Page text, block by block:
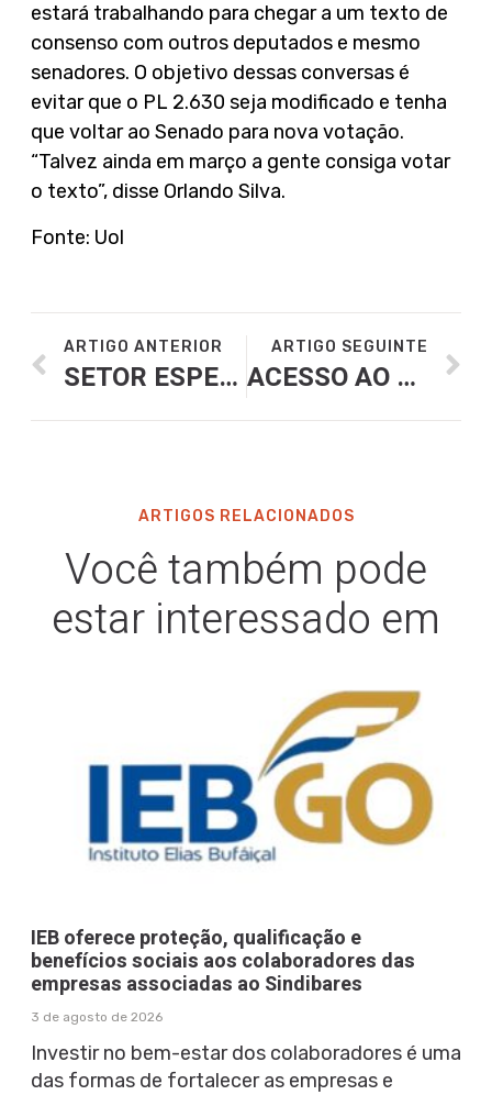
estará trabalhando para chegar a um texto de
consenso com outros deputados e mesmo
senadores. O objetivo dessas conversas é
evitar que o PL 2.630 seja modificado e tenha
que voltar ao Senado para nova votação.
“Talvez ainda em março a gente consiga votar
o texto”, disse Orlando Silva.
Fonte: Uol
ARTIGO ANTERIOR
SETOR ESPERA PARA ESTE ANO ADESÃO DE IFOOD AO OPEN DELIVERY
ARTIGO SEGUINTE
ACESSO AO CRÉDITO AJUDA BARES E RESTAURANTES A SOBREVIVEREM
ARTIGOS RELACIONADOS
Você também pode
estar interessado em
IEB oferece proteção, qualificação e
benefícios sociais aos colaboradores das
empresas associadas ao Sindibares
3 de agosto de 2026
Investir no bem-estar dos colaboradores é uma
das formas de fortalecer as empresas e